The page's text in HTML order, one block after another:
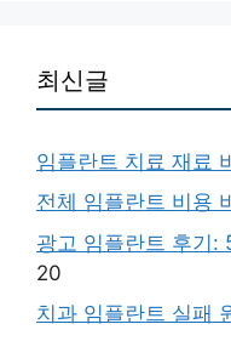
최신글
임플란트 치료 재료
전체 임플란트 비용
광고 임플란트 후기:
20
치과 임플란트 실패